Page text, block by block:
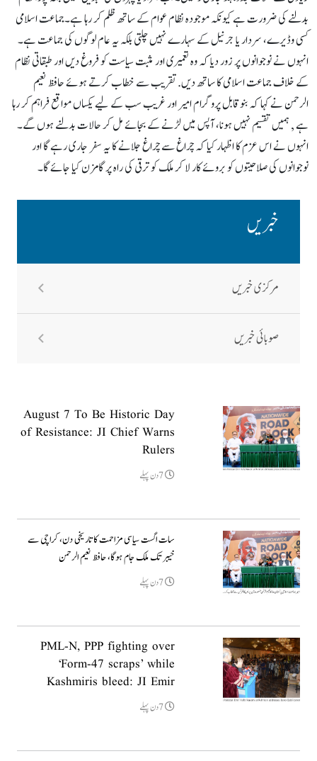
بدلنے کی ضرورت ہے کیونکہ موجودہ نظام عوام کے ساتھ ظلم کر رہا ہے۔جماعت اسلامی
کسی وڈیرے، سردار یا جرنیل کے سہارے نہیں چلتی بلکہ یہ عام لوگوں کی جماعت ہے۔
انہوں نے نوجوانوں پر زور دیا کہ وہ تعمیری اور مثبت سیاست کو فروغ دیں اور طبقاتی نظام
کے خلاف جماعت اسلامی کا ساتھ دیں. تقریب سے خطاب کرتے ہوئے حافظ نعیم
الرحمن نے کہا کہ بنوقابل پروگرام امیر اور غریب سب کے لیے یکساں مواقع فراہم کر رہا
ہے , ہمیں تقسیم نہیں ہونا، آپس میں لڑنے کے بجائے مل کر حالات بدلنے ہوں گے۔
انہوں نے اس عزم کا اظہار کیا کہ چراغ سے چراغ جلانے کا یہ سفر جاری رہے گا اور
نوجوانوں کی صلاحیتوں کو بروئے کار لا کر ملک کو ترقی کی راہ پر گامزن کیا جائے گا۔
خبریں
مرکزی خبریں
صوبائی خبریں
August 7 To Be Historic Day
of Resistance: JI Chief Warns
Rulers
7دن پہلے
سات اگست سیاسی مزاحمت کا تاریخی دن، کراچی سے
خیبر تک ملک جام ہوگا، حافظ نعیم الرحمن
7دن پہلے
PML-N, PPP fighting over
‘Form-47 scraps’ while
Kashmiris bleed: JI Emir
7دن پہلے